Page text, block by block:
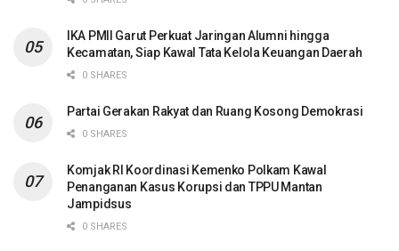
IKA PMII Garut Perkuat Jaringan Alumni hingga
Kecamatan, Siap Kawal Tata Kelola Keuangan Daerah
0 SHARES
Partai Gerakan Rakyat dan Ruang Kosong Demokrasi
0 SHARES
Komjak RI Koordinasi Kemenko Polkam Kawal
Penanganan Kasus Korupsi dan TPPU Mantan
Jampidsus
0 SHARES